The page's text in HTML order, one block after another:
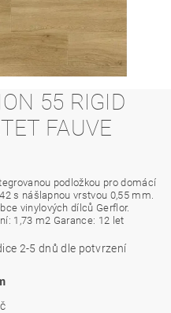
55 RIGID
FAUVE
podložkou pro domácí
s nášlapnou vrstvou 0,55 mm.
vinylových dílců Gerflor.
1,73 m2 Garance: 12 let
2-5 dnů dle potvrzení